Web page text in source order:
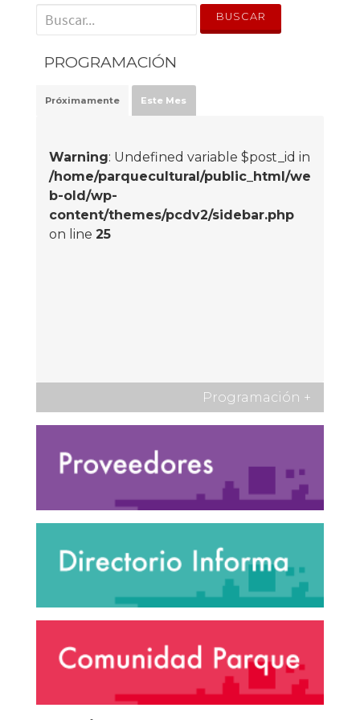
' . __('Search for:') . '
PROGRAMACIÓN
Próximamente Este Mes
Warning: Undefined variable $post_id in
/home/parquecultural/public_html/we
b-old/wp-
content/themes/pcdv2/sidebar.php
on line 25
Programación +